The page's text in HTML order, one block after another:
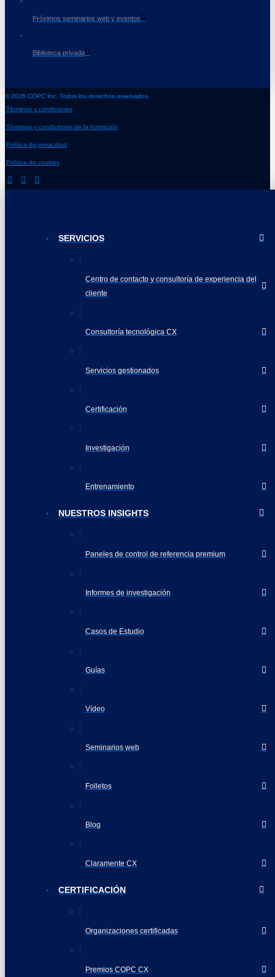
Próximos seminarios web y eventos
Biblioteca privada
© 2026 COPC Inc. Todos los derechos reservados.
Términos y condiciones
Términos y condiciones de la formación
Política de privacidad
Política de cookies
SERVICIOS
Centro de contacto y consultoría de experiencia del
cliente
Consultoría tecnológica CX
Servicios gestionados
Certificación
Investigación
Entrenamiento
NUESTROS INSIGHTS
Paneles de control de referencia premium
Informes de investigación
Casos de Estudio
Guías
Vídeo
Seminarios web
Folletos
Blog
Claramente CX
CERTIFICACIÓN
Organizaciones certificadas
Premios COPC CX